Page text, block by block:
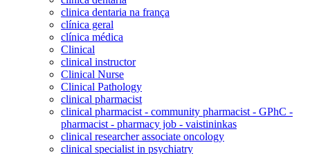
clinica dentaria na frança
clínica geral
clínica médica
Clinical
clinical instructor
Clinical Nurse
Clinical Pathology
clinical pharmacist
clinical pharmacist - community pharmacist - GPhC -
pharmacist - pharmacy job - vaistininkas
clinical researcher associate oncology
clinical specialist in psychiatry